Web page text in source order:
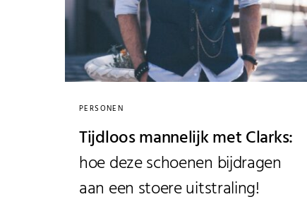
PERSONEN
Tijdloos mannelijk met Clarks:
hoe deze schoenen bijdragen
aan een stoere uitstraling!